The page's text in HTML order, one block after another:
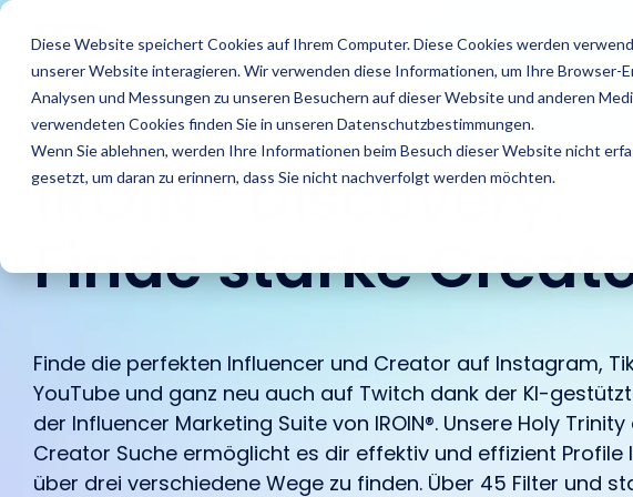
Diese Website speichert Cookies auf Ihrem Computer. Diese Cookies werden
unserer Website interagieren. Wir verwenden diese Informationen, um Ihre Browser-
Analysen und Messungen zu unseren Besuchern auf dieser Website und anderen
verwendeten Cookies finden Sie in unseren Datenschutzbestimmungen.
Wenn Sie ablehnen, werden Ihre Informationen beim Besuch dieser Website nicht
gesetzt, um daran zu erinnern, dass Sie nicht nachverfolgt werden möchten.
Skip
the
main
content.
Features
Finde Creator
Finde starke Influencer
und Creator weltweit mit
der KI-gestützten
Discovery von IROIN®.
Analysiere
Zielgruppen
Vermeide Fake Following
und lerne schon vor
Beginn einer Kooperation
über die Zielgruppen
Erstelle
Erstelle dein
Influencer
keine
vermeide
Success Stories
Agenturen
Finde heraus wie IROIN®
Agenturen bei der
Umsetzung von
Influencer Kampagnen
Brands
Finde heraus wie IROIN®
Marken bei der
Umsetzung ihrer
Kampagnen in-house
Ressourcen
Blog
In unserem Blog findest
Du aktuelle Artikel und
spannende Beiträge
rund um Influencer
IROINs® Rising
Stars
Zehn Creator, die uns
diesen Monat jeweils auf
Instagram, TikTok,
Twitch & YouTube
Guides &
Unsere Guides
bieten
Tipps für
Influencer
Das sind wir
Einblick in unser
Unternehmen wir stellen
uns vor.
Karriere
Traumkarrieren
beginnen hier: Entdecke
deine Zukunft.
Presse
Neueste
Media Kits.
IROIN® Discovery:
Finde starke
Finde die perfekten Influencer und Creator auf Instagram,
YouTube und ganz neu auch auf Twitch dank der KI-
der Influencer Marketing Suite von IROIN®. Unsere Holy Trinity
Creator Suche ermöglicht es dir effektiv und effizient Profile
über drei verschiedene Wege zu finden. Über 45 Filter und